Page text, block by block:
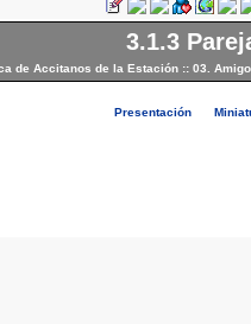
3.1.3
de Accitanos de la Estación:: 03.
Presentación